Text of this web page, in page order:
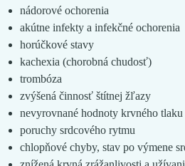
nádorové ochorenia
akútne infekty a infekčné ochorenia
horúčkové stavy
kachexia (chorobná chudosť)
trombóza
zvýšená činnosť štítnej žľazy
nevyrovnané hodnoty krvného
poruchy srdcového rytmu
chlopňové chyby, stav po výmene